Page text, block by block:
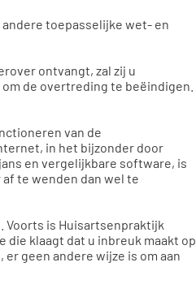
toepasselijke wet- en
ontvangt, zal zij u
de overtreding te beëindigen.
van de
in het bijzonder door
en vergelijkbare software, is
te wenden dan wel te
Voorts is Huisartsenpraktijk
die klaagt dat u inbreuk maakt op
geen andere wijze is om aan